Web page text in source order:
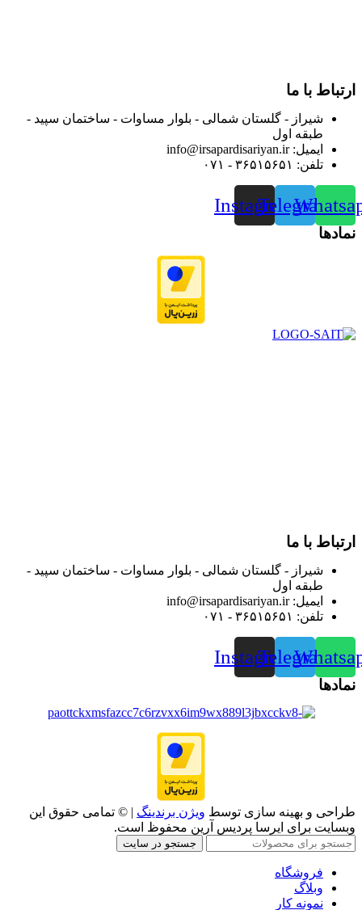
ارتباط با ما
شیراز - گلستان شمالی - بلوار مساوات - ساختمان سپید -
طبقه اول
ایمیل: info@irsapardisariyan.ir
تلفن: ۳۶۵۱۵۶۵۱ - ۰۷۱
Telegram
Instagram
نمادها
ارتباط با ما
شیراز - گلستان شمالی - بلوار مساوات - ساختمان سپید -
طبقه اول
ایمیل: info@irsapardisariyan.ir
تلفن: ۳۶۵۱۵۶۵۱ - ۰۷۱
Telegram
Instagram
نمادها
طراحی و بهینه سازی توسط ویژن برندینگ | © تمامی حقوق این
وبسایت برای ایرسا پردیس آرین محفوظ است.
جستجو در سایت
فروشگاه
وبلاگ
نمونه کار